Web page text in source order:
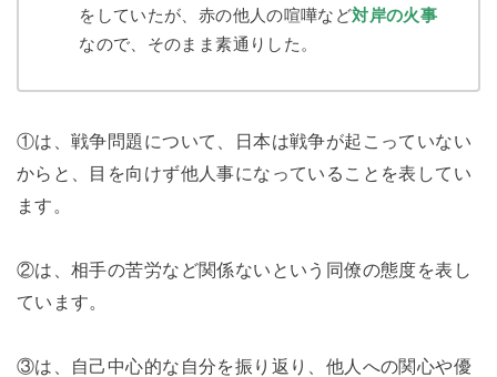
をしていたが、赤の他人の喧嘩など対岸の火事
なので、そのまま素通りした。
①は、戦争問題について、日本は戦争が起こっていない
からと、目を向けず他人事になっていることを表してい
ます。
②は、相手の苦労など関係ないという同僚の態度を表し
ています。
③は、自己中心的な自分を振り返り、他人への関心や優